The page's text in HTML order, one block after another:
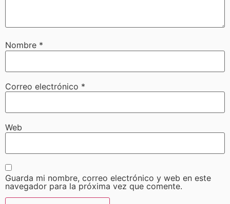
Nombre *
Correo electrónico *
Web
Guarda mi nombre, correo electrónico y web en este
navegador para la próxima vez que comente.